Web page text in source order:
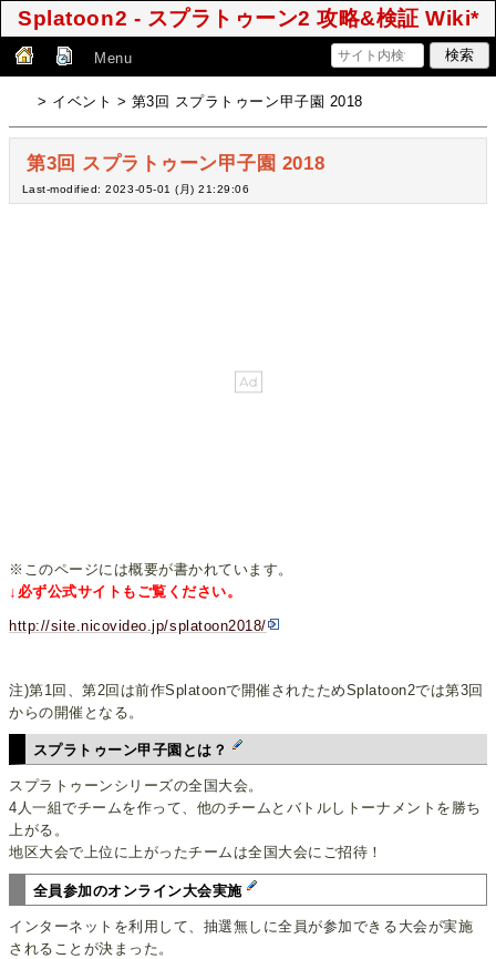
Splatoon2 - スプラトゥーン2 攻略&検証 Wiki*
Menu
> イベント > 第3回 スプラトゥーン甲子園 2018
第3回 スプラトゥーン甲子園 2018
Last-modified: 2023-05-01 (月) 21:29:06
※このページには概要が書かれています。
↓必ず公式サイトもご覧ください。
http://site.nicovideo.jp/splatoon2018/
注)第1回、第2回は前作Splatoonで開催されたためSplatoon2では第3回
からの開催となる。
スプラトゥーン甲子園とは？
スプラトゥーンシリーズの全国大会。
4人一組でチームを作って、他のチームとバトルしトーナメントを勝ち
上がる。
地区大会で上位に上がったチームは全国大会にご招待！
全員参加のオンライン大会実施
インターネットを利用して、抽選無しに全員が参加できる大会が実施
されることが決まった。